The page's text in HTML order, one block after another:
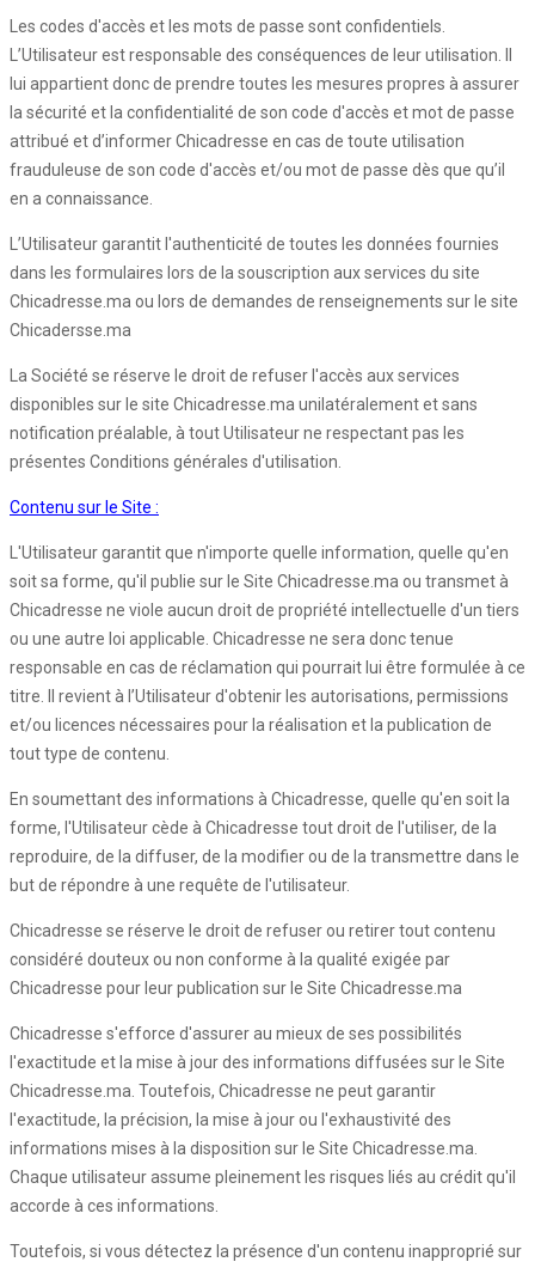
Les codes d'accès et les mots de passe sont confidentiels.
L’Utilisateur est responsable des conséquences de leur utilisation. Il
lui appartient donc de prendre toutes les mesures propres à assurer
la sécurité et la confidentialité de son code d'accès et mot de passe
attribué et d’informer Chicadresse en cas de toute utilisation
frauduleuse de son code d'accès et/ou mot de passe dès que qu’il
en a connaissance.
L’Utilisateur garantit l'authenticité de toutes les données fournies
dans les formulaires lors de la souscription aux services du site
Chicadresse.ma ou lors de demandes de renseignements sur le site
Chicadersse.ma
La Société se réserve le droit de refuser l'accès aux services
disponibles sur le site Chicadresse.ma unilatéralement et sans
notification préalable, à tout Utilisateur ne respectant pas les
présentes Conditions générales d'utilisation.
Contenu sur le Site :
L'Utilisateur garantit que n'importe quelle information, quelle qu'en
soit sa forme, qu'il publie sur le Site Chicadresse.ma ou transmet à
Chicadresse ne viole aucun droit de propriété intellectuelle d'un tiers
ou une autre loi applicable. Chicadresse ne sera donc tenue
responsable en cas de réclamation qui pourrait lui être formulée à ce
titre. Il revient à l’Utilisateur d'obtenir les autorisations, permissions
et/ou licences nécessaires pour la réalisation et la publication de
tout type de contenu.
En soumettant des informations à Chicadresse, quelle qu'en soit la
forme, l'Utilisateur cède à Chicadresse tout droit de l'utiliser, de la
reproduire, de la diffuser, de la modifier ou de la transmettre dans le
but de répondre à une requête de l'utilisateur.
Chicadresse se réserve le droit de refuser ou retirer tout contenu
considéré douteux ou non conforme à la qualité exigée par
Chicadresse pour leur publication sur le Site Chicadresse.ma
Chicadresse s'efforce d'assurer au mieux de ses possibilités
l'exactitude et la mise à jour des informations diffusées sur le Site
Chicadresse.ma. Toutefois, Chicadresse ne peut garantir
l'exactitude, la précision, la mise à jour ou l'exhaustivité des
informations mises à la disposition sur le Site Chicadresse.ma.
Chaque utilisateur assume pleinement les risques liés au crédit qu'il
accorde à ces informations.
Toutefois, si vous détectez la présence d'un contenu inapproprié sur